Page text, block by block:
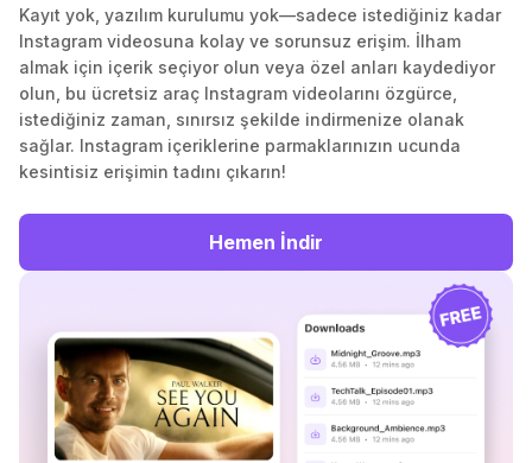
Kayıt yok, yazılım kurulumu yok—sadece istediğiniz kadar
Instagram videosuna kolay ve sorunsuz erişim. İlham
almak için içerik seçiyor olun veya özel anları kaydediyor
olun, bu ücretsiz araç Instagram videolarını özgürce,
istediğiniz zaman, sınırsız şekilde indirmenize olanak
sağlar. Instagram içeriklerine parmaklarınızın ucunda
kesintisiz erişimin tadını çıkarın!
Hemen İndir